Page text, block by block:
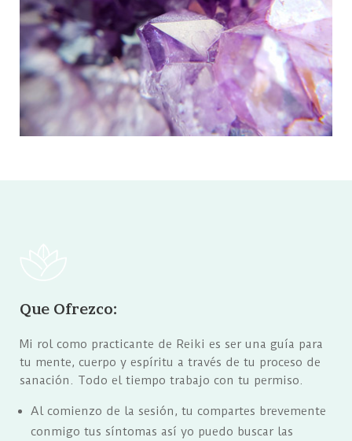
Que Ofrezco:
Mi rol como practicante de Reiki es ser una guía para
tu mente, cuerpo y espíritu a través de tu proceso de
sanación. Todo el tiempo trabajo con tu permiso.
Al comienzo de la sesión, tu compartes brevemente
conmigo tus síntomas así yo puedo buscar las